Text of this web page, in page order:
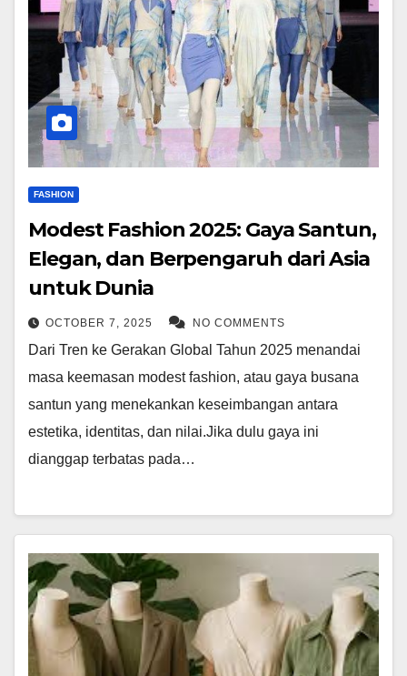
FASHION
Modest Fashion 2025: Gaya Santun,
Elegan, dan Berpengaruh dari Asia
untuk Dunia
OCTOBER 7, 2025 NO COMMENTS
Dari Tren ke Gerakan Global Tahun 2025 menandai
masa keemasan modest fashion, atau gaya busana
santun yang menekankan keseimbangan antara
estetika, identitas, dan nilai.Jika dulu gaya ini
dianggap terbatas pada…